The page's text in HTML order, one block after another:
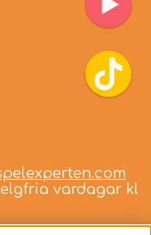
vardagar kl